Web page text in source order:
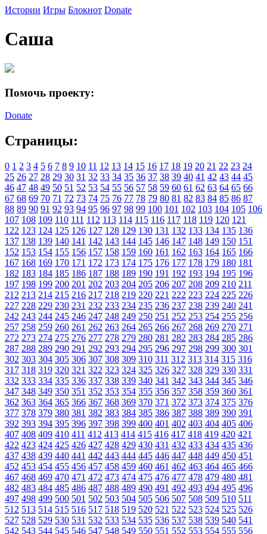
Истории Игры Блокнот Donate
Саша
Помочь проекту:
Donate
Страницы:
0 1 2 3 4 5 6 7 8 9 10 11 12 13 14 15 16 17 18 19 20 21 22 23 24
25 26 27 28 29 30 31 32 33 34 35 36 37 38 39 40 41 42 43 44 45
46 47 48 49 50 51 52 53 54 55 56 57 58 59 60 61 62 63 64 65 66
67 68 69 70 71 72 73 74 75 76 77 78 79 80 81 82 83 84 85 86 87
88 89 90 91 92 93 94 95 96 97 98 99 100 101 102 103 104 105 106
107 108 109 110 111 112 113 114 115 116 117 118 119 120 121
122 123 124 125 126 127 128 129 130 131 132 133 134 135 136
137 138 139 140 141 142 143 144 145 146 147 148 149 150 151
152 153 154 155 156 157 158 159 160 161 162 163 164 165 166
167 168 169 170 171 172 173 174 175 176 177 178 179 180 181
182 183 184 185 186 187 188 189 190 191 192 193 194 195 196
197 198 199 200 201 202 203 204 205 206 207 208 209 210 211
212 213 214 215 216 217 218 219 220 221 222 223 224 225 226
227 228 229 230 231 232 233 234 235 236 237 238 239 240 241
242 243 244 245 246 247 248 249 250 251 252 253 254 255 256
257 258 259 260 261 262 263 264 265 266 267 268 269 270 271
272 273 274 275 276 277 278 279 280 281 282 283 284 285 286
287 288 289 290 291 292 293 294 295 296 297 298 299 300 301
302 303 304 305 306 307 308 309 310 311 312 313 314 315 316
317 318 319 320 321 322 323 324 325 326 327 328 329 330 331
332 333 334 335 336 337 338 339 340 341 342 343 344 345 346
347 348 349 350 351 352 353 354 355 356 357 358 359 360 361
362 363 364 365 366 367 368 369 370 371 372 373 374 375 376
377 378 379 380 381 382 383 384 385 386 387 388 389 390 391
392 393 394 395 396 397 398 399 400 401 402 403 404 405 406
407 408 409 410 411 412 413 414 415 416 417 418 419 420 421
422 423 424 425 426 427 428 429 430 431 432 433 434 435 436
437 438 439 440 441 442 443 444 445 446 447 448 449 450 451
452 453 454 455 456 457 458 459 460 461 462 463 464 465 466
467 468 469 470 471 472 473 474 475 476 477 478 479 480 481
482 483 484 485 486 487 488 489 490 491 492 493 494 495 496
497 498 499 500 501 502 503 504 505 506 507 508 509 510 511
512 513 514 515 516 517 518 519 520 521 522 523 524 525 526
527 528 529 530 531 532 533 534 535 536 537 538 539 540 541
542 543 544 545 546 547 548 549 550 551 552 553 554 555 556